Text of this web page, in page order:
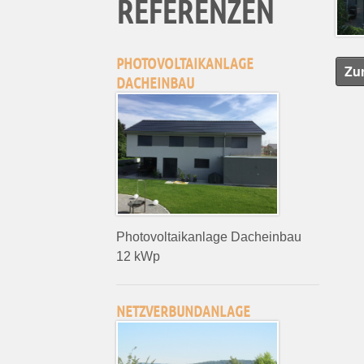
REFERENZEN
PHOTOVOLTAIKANLAGE
DACHEINBAU
Photovoltaikanlage Dacheinbau
12 kWp
NETZVERBUNDANLAGE